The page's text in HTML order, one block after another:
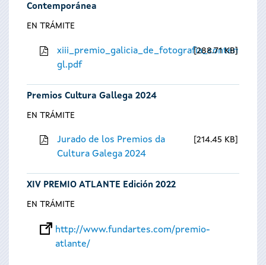
Contemporánea
EN TRÁMITE
gl.pdf
288.71 KB
Premios Cultura Gallega 2024
EN TRÁMITE
Jurado de los Premios da
Cultura Galega 2024
214.45 KB
XIV PREMIO ATLANTE Edición 2022
EN TRÁMITE
http://www.fundartes.com/premio-
atlante/